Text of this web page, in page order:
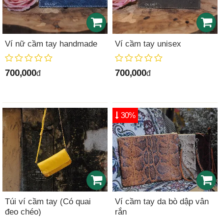
Ví nữ cầm tay handmade
700,000đ
Ví cầm tay unisex
700,000đ
Túi ví cầm tay (Có quai
đeo chéo)
Ví cầm tay da bò dập vân
rắn
30%